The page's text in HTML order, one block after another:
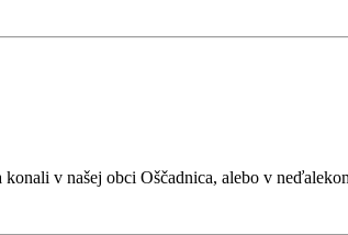
v našej obci Oščadnica, alebo v